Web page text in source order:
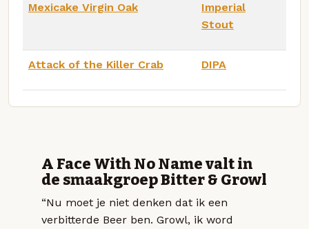
Mexicake Virgin Oak
Imperial
Stout
Attack of the Killer Crab DIPA
A Face With No Name valt in
de smaakgroep Bitter & Growl
“Nu moet je niet denken dat ik een
verbitterde Beer ben. Growl, ik word